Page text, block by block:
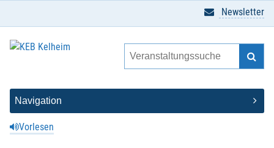
Vorlesen
Newsletter